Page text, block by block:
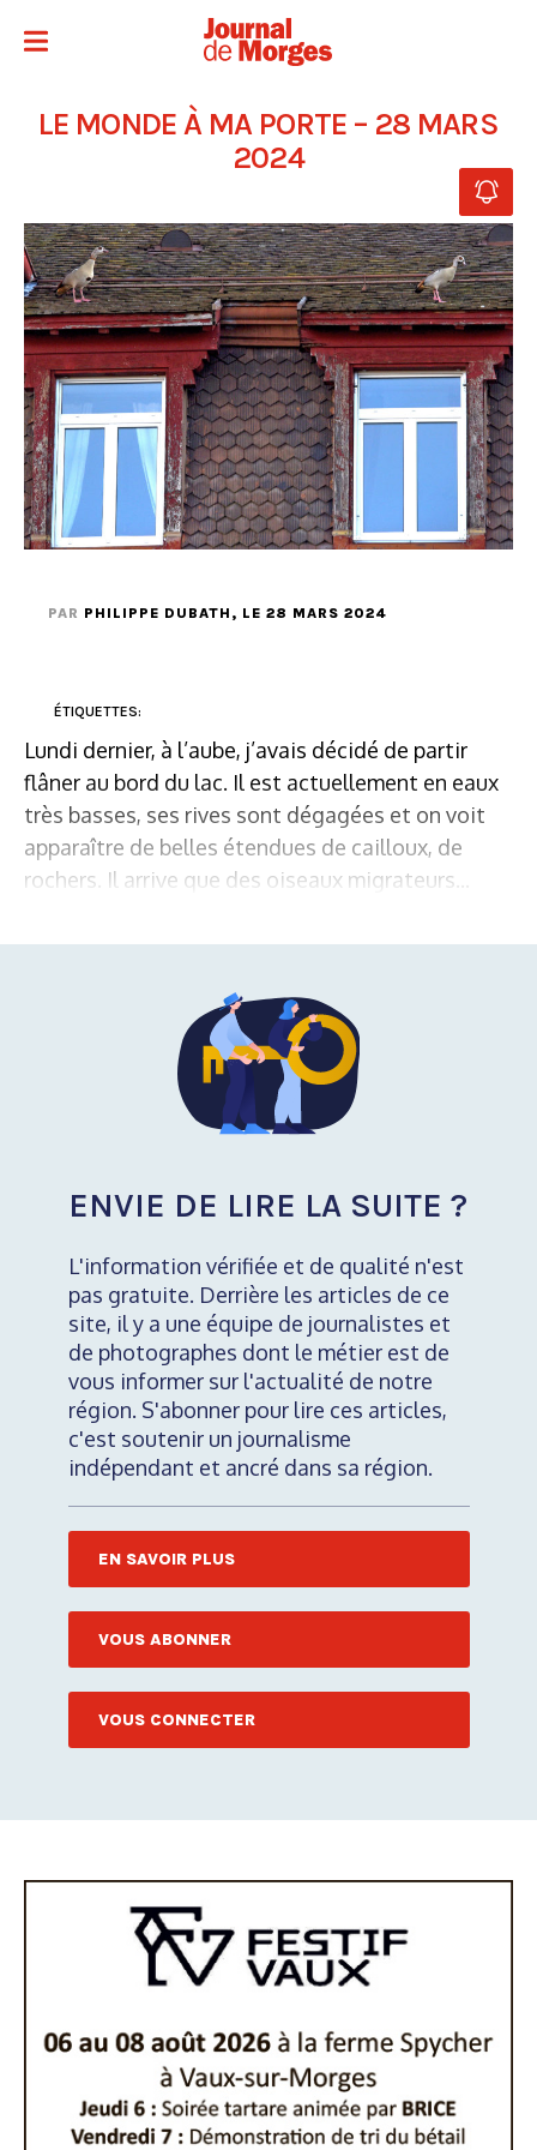
LE MONDE À MA PORTE – 28 MARS
2024
PAR PHILIPPE DUBATH , LE 28 MARS 2024
ÉTIQUETTES:
Lundi dernier, à l’aube, j’avais décidé de partir
flâner au bord du lac. Il est actuellement en eaux
très basses, ses rives sont dégagées et on voit
apparaître de belles étendues de cailloux, de
rochers. Il arrive que des oiseaux migrateurs...
ENVIE DE LIRE LA SUITE ?
L'information vérifiée et de qualité n'est
pas gratuite. Derrière les articles de ce
site, il y a une équipe de journalistes et
de photographes dont le métier est de
vous informer sur l'actualité de notre
région. S'abonner pour lire ces articles,
c'est soutenir un journalisme
indépendant et ancré dans sa région.
EN SAVOIR PLUS
VOUS ABONNER
VOUS CONNECTER